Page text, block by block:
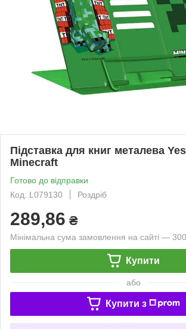
Підставка для книг металева
Minecraft
Готово до відправки
Код: L079130
Роздріб
289,86 ₴
Мінімальна сума замовлення на сайті —
Купити
або
Купити з